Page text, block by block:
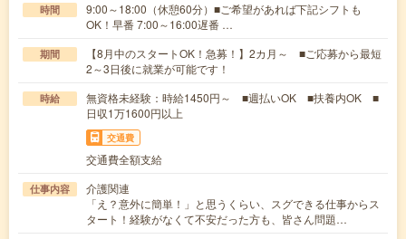
時間
9:00～18:00（休憩60分）■ご希望があれば下記シフトも
OK！早番 7:00～16:00遅番 …
期間
【8月中のスタートOK！急募！】2カ月～ ■ご応募から最短
2～3日後に就業が可能です！
時給
無資格未経験：時給1450円～ ■週払いOK ■扶養内OK ■
日収1万1600円以上
交通費
交通費全額支給
仕事内容
介護関連
「え？意外に簡単！」と思うくらい、スグできる仕事からス
タート！経験がなくて不安だった方も、皆さん問題…